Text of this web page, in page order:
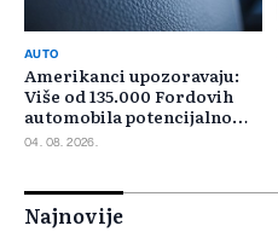
AUTO
Amerikanci upozoravaju:
Više od 135.000 Fordovih
automobila potencijalno
rizično
04. 08. 2026.
Najnovije